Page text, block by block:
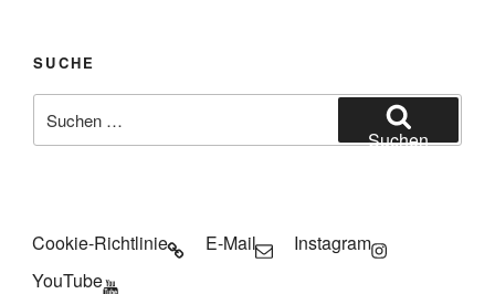
SUCHE
nach:
Suchen
Cookie-Richtlinie E-Mail
Instagram
YouTube